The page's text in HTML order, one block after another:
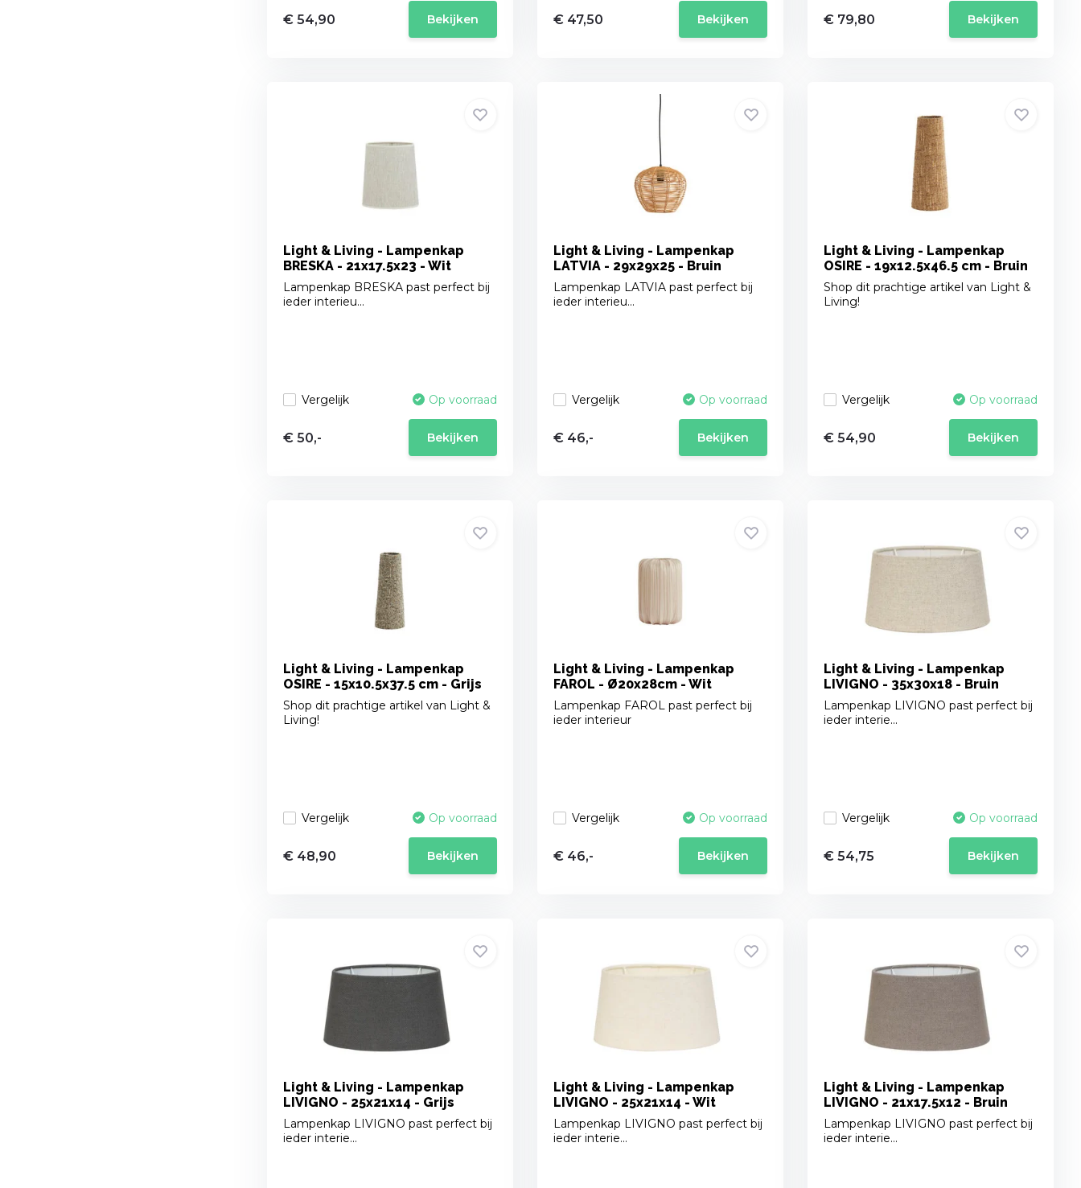
€ 54,90 Bekijken € 47,50 Bekijken € 79,80 Bekijken
Light & Living - Lampenkap
BRESKA - 21x17.5x23 - Wit
Lampenkap BRESKA past perfect bij
ieder interieu...
Vergelijk Op voorraad
€ 50,- Bekijken
Light & Living - Lampenkap
LATVIA - 29x29x25 - Bruin
Lampenkap LATVIA past perfect bij
ieder interieu...
Vergelijk Op voorraad
€ 46,- Bekijken
Light & Living - Lampenkap
OSIRE - 19x12.5x46.5 cm - Bruin
Shop dit prachtige artikel van Light &
Living!
Vergelijk Op voorraad
€ 54,90 Bekijken
Light & Living - Lampenkap
OSIRE - 15x10.5x37.5 cm - Grijs
Shop dit prachtige artikel van Light &
Living!
Vergelijk Op voorraad
€ 48,90 Bekijken
Light & Living - Lampenkap
FAROL - Ø20x28cm - Wit
Lampenkap FAROL past perfect bij
ieder interieur
Vergelijk Op voorraad
€ 46,- Bekijken
Light & Living - Lampenkap
LIVIGNO - 35x30x18 - Bruin
Lampenkap LIVIGNO past perfect bij
ieder interie...
Vergelijk Op voorraad
€ 54,75 Bekijken
Light & Living - Lampenkap
LIVIGNO - 25x21x14 - Grijs
Lampenkap LIVIGNO past perfect bij
ieder interie...
Light & Living - Lampenkap
LIVIGNO - 25x21x14 - Wit
Lampenkap LIVIGNO past perfect bij
ieder interie...
Light & Living - Lampenkap
LIVIGNO - 21x17.5x12 - Bruin
Lampenkap LIVIGNO past perfect bij
ieder interie...